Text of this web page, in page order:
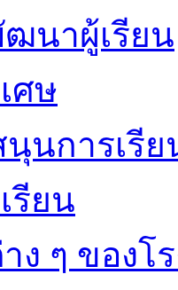
นาผู้เรียน
ศษ
นการเรี
รียน
ง ๆ ของโ